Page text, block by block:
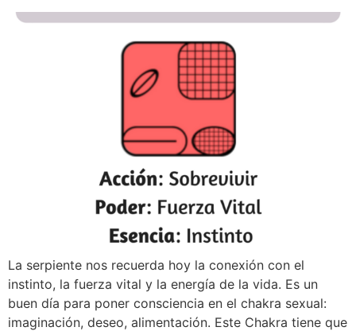
La serpiente nos recuerda hoy la conexión con el
instinto, la fuerza vital y la energía de la vida. Es un
buen día para poner consciencia en el chakra sexual:
imaginación, deseo, alimentación. Este Chakra tiene que